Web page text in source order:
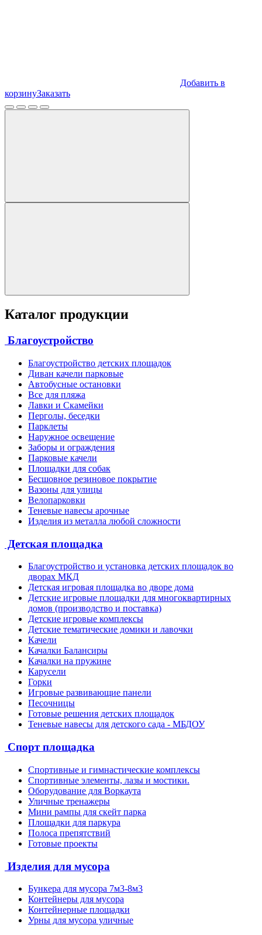
Добавить в
корзинуЗаказать
Каталог продукции
Благоустройство
Благоустройство детских площадок
Диван качели парковые
Автобусные остановки
Все для пляжа
Лавки и Скамейки
Перголы, беседки
Парклеты
Наружное освещение
Заборы и ограждения
Парковые качели
Площадки для собак
Бесшовное резиновое покрытие
Вазоны для улицы
Велопарковки
Теневые навесы арочные
Изделия из металла любой сложности
Детская площадка
Благоустройство и установка детских площадок во
дворах МКД
Детская игровая площадка во дворе дома
Детские игровые площадки для многоквартирных
домов (производство и поставка)
Детские игровые комплексы
Детские тематические домики и лавочки
Качели
Качалки Балансиры
Качалки на пружине
Карусели
Горки
Игровые развивающие панели
Песочницы
Готовые решения детских площадок
Теневые навесы для детского сада - МБДОУ
Спорт площадка
Спортивные и гимнастические комплексы
Спортивные элементы, лазы и мостики.
Оборудование для Воркаута
Уличные тренажеры
Мини рампы для скейт парка
Площадки для паркура
Полоса препятствий
Готовые проекты
Изделия для мусора
Бункера для мусора 7м3-8м3
Контейнеры для мусора
Контейнерные площадки
Урны для мусора уличные